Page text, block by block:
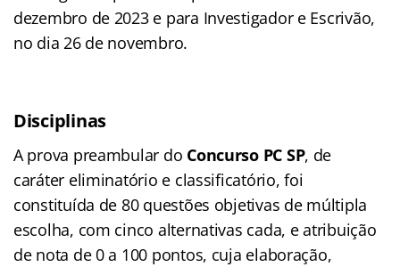
dezembro de 2023 e para Investigador e Escrivão,
no dia 26 de novembro.
Disciplinas
A prova preambular do Concurso PC SP, de
caráter eliminatório e classificatório, foi
constituída de 80 questões objetivas de múltipla
escolha, com cinco alternativas cada, e atribuição
de nota de 0 a 100 pontos, cuja elaboração,